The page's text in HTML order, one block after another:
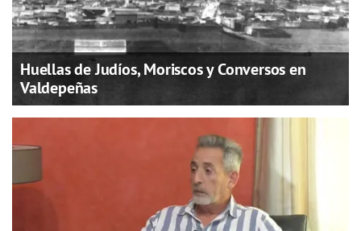
Huellas de Judíos, Moriscos y Conversos en
Valdepeñas